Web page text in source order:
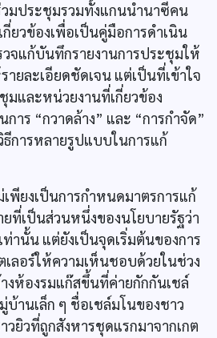
วมประชุมรวมทั้งแกนนำนาซีคน
ยวข้องเพื่อเป็นคู่มือการดำเนิน
วจแก้บันทึกรายงานการประชุมให้
ยละเอียดชัดเจน แต่เป็นที่เข้าใจ
มและหน่วยงานที่เกี่ยวข้อง
การ “กวาดล้าง” และ “การกำจัด”
การหลายรูปแบบในการแก้
พียงเป็นการกำหนดมาตรการแก้
ที่เป็นส่วนหนึ่งของนโยบายรัฐว่า
านั้น แต่ยังเป็นจุดเริ่มต้นของการ
เลอร์ให้ความเห็นชอบด้วยในช่วง
งห้องรมแก๊สขึ้นที่ค่ายกักกันเชล์
บ้านเล็ก ๆ ชื่อเชล์มโนของชาว
ยิวที่ถูกสังหารชุดแรกมาจากเกต